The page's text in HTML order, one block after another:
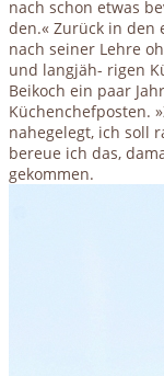
nach schon etwas
den.« Zurück in den
nach seiner Lehre
und langjäh- rigen
Beikoch ein paar
Küchenchefposten.
nahegelegt, ich soll
bereue ich das,
gekommen.